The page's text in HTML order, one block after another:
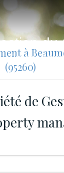
du
Syndic -
à
(95260)
de